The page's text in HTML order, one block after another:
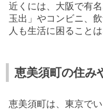
近くには、大阪で有
玉出」やコンビニ、
人も生活に困ること
恵美須町の住み
恵美須町は、東京で